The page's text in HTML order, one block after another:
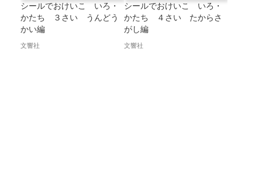
シールでおけいこ いろ・
かたち ３さい うんどう
かい編
文響社
シールでおけいこ いろ・
かたち ４さい たからさ
がし編
文響社